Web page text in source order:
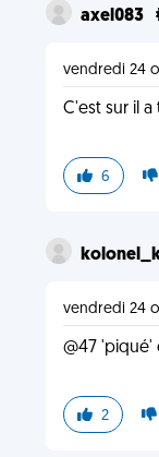
axel083
vendredi 24
C'est sur il
6
vendredi 24
@47 'piqué'
2